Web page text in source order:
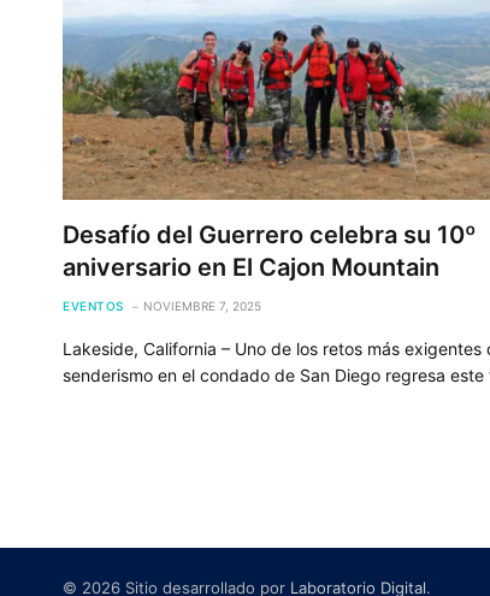
Desafío del Guerrero celebra su 10º
aniversario en El Cajon Mountain
EVENTOS NOVIEMBRE 7, 2025
Lakeside, California – Uno de los retos más exigentes
senderismo en el condado de San Diego regresa
© 2026 Sitio desarrollado por Laboratorio Digital.